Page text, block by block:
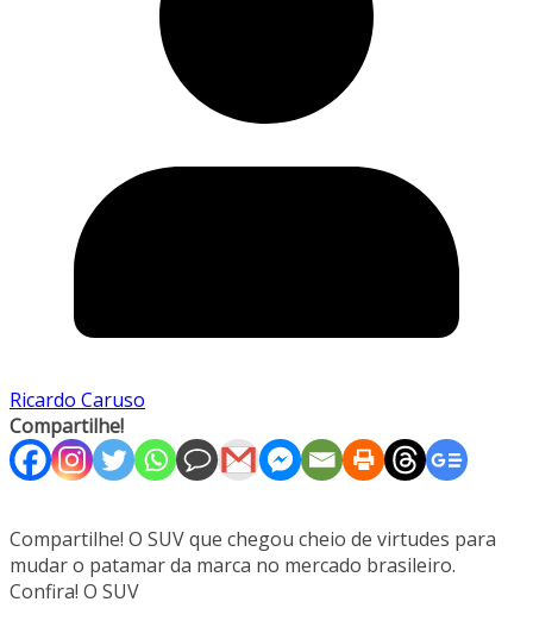
Ricardo Caruso
Compartilhe!
Compartilhe! O SUV que chegou cheio de virtudes para
mudar o patamar da marca no mercado brasileiro.
Confira! O SUV